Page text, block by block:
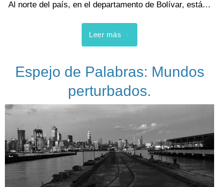
Al norte del país, en el departamento de Bolívar, está…
Leer más
Espejo de Palabras: Mundos
perturbados.